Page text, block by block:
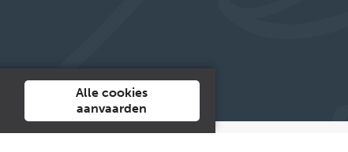
Alle cookies
aanvaarden